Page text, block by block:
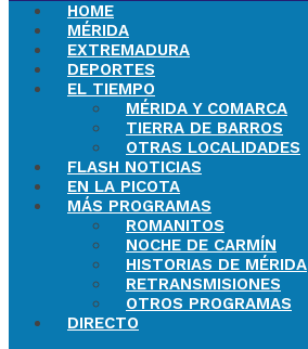
HOME
MÉRIDA
EXTREMADURA
DEPORTES
EL TIEMPO
MÉRIDA Y COMARCA
TIERRA DE BARROS
OTRAS LOCALIDADES
FLASH NOTICIAS
EN LA PICOTA
MÁS PROGRAMAS
ROMANITOS
NOCHE DE CARMÍN
HISTORIAS DE MÉRIDA
RETRANSMISIONES
OTROS PROGRAMAS
DIRECTO